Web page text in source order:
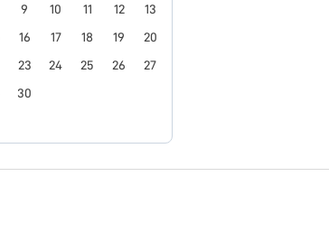
9 10 11 12
13
16 17 18 19
20
23 24 25 26
27
30